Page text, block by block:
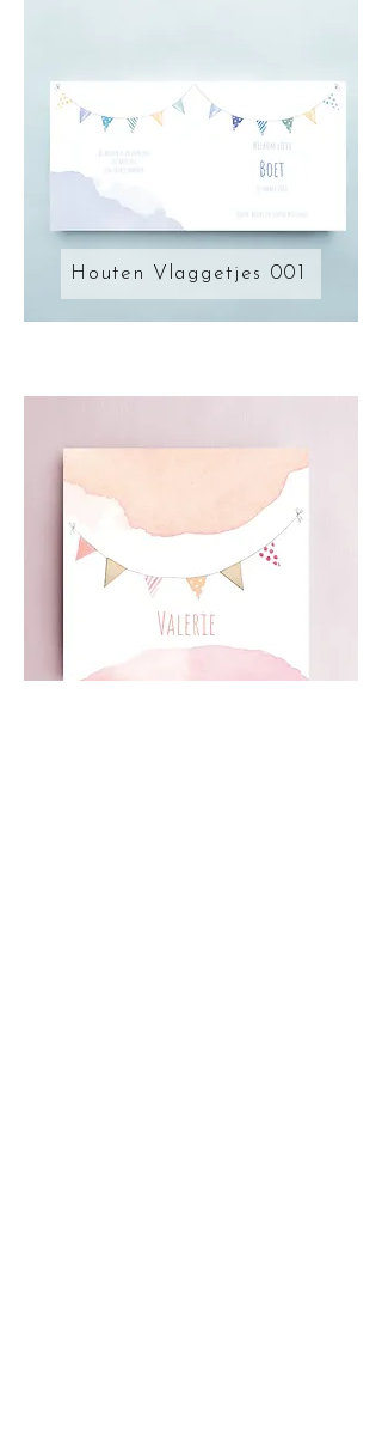
Houten Vlaggetjes 001